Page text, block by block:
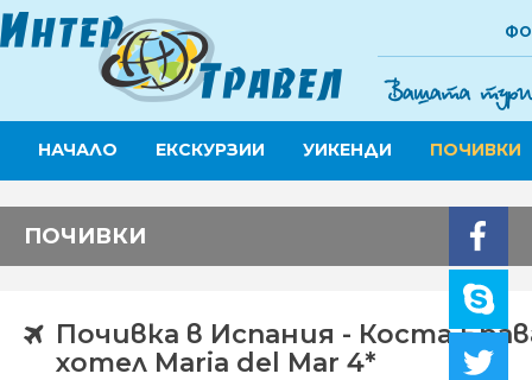
НАЧАЛО ЕКСКУРЗИИ УИКЕНДИ ПОЧИВКИ
ПОЧИВКИ
Почивка в Испания - Коста
хотел Maria del Mar 4*